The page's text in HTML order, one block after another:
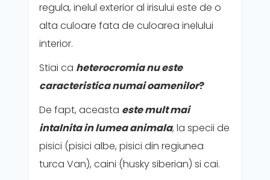
regula, inelul exterior al irisului este de o
alta culoare fata de culoarea inelului
interior.
Stiai ca heterocromia nu este
caracteristica numai oamenilor?
De fapt, aceasta este mult mai
intalnita in lumea animala, la specii de
pisici (pisici albe, pisici din regiunea
turca Van), caini (husky siberian) si cai.